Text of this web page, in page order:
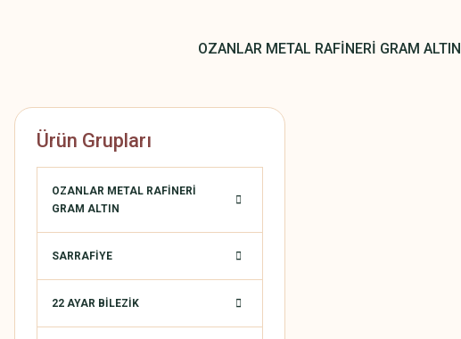
OZANLAR METAL RAFİNERİ GRAM ALTIN
Ürün Grupları
OZANLAR METAL RAFİNERİ
GRAM ALTIN
SARRAFİYE
22 AYAR BİLEZİK